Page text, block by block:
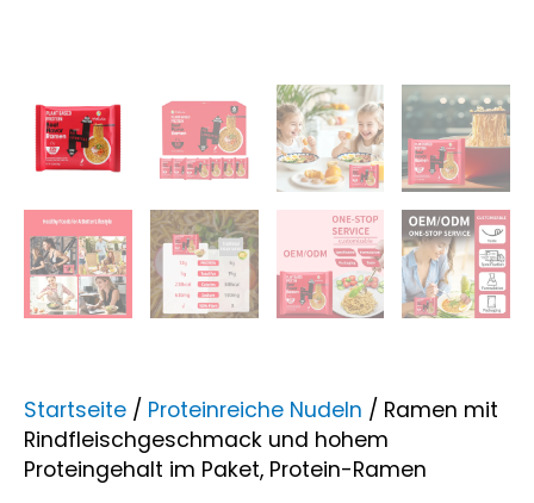
Startseite / Proteinreiche Nudeln / Ramen mit
Rindfleischgeschmack und hohem
Proteingehalt im Paket, Protein-Ramen